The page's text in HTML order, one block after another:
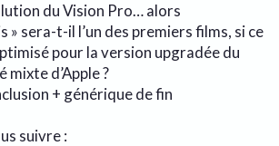
du Vision Pro… alors
» sera-t-il l’un des premiers films, si ce
pour la version upgradée du
mixte d’Apple ?
+ générique de fin
suivre :